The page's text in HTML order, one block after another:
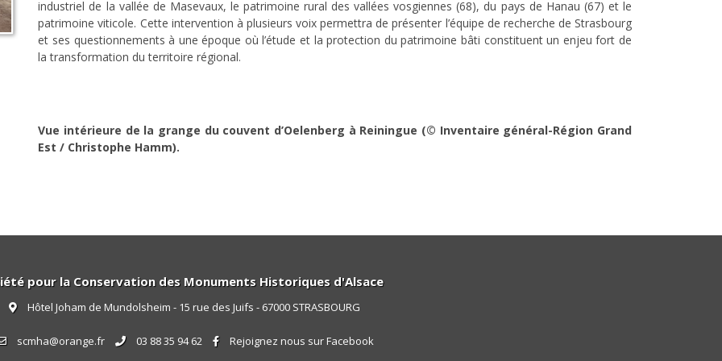
industriel de la vallée de Masevaux, le patrimoine rural des vallées vosgiennes (68), du pays de Hanau (67) et le
patrimoine viticole. Cette intervention à plusieurs voix permettra de présenter l’équipe de recherche de Strasbourg
et ses questionnements à une époque où l’étude et la protection du patrimoine bâti constituent un enjeu fort de
la transformation du territoire régional.
Vue intérieure de la grange du couvent d’Oelenberg à Reiningue (© Inventaire général-Région Grand
Est / Christophe Hamm).
pour la Conservation des Monuments Historiques d'Alsace
Hôtel Joham de Mundolsheim - 15 rue des Juifs - 67000 STRASBOURG
scmha@orange.fr 03 88 35 94 62
Rejoignez nous sur Facebook